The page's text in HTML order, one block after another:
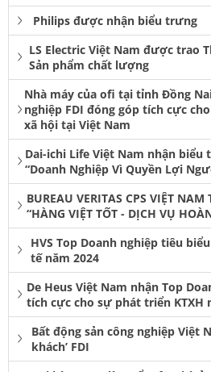
Philips được nhận biểu trưng
LS Electric Việt Nam được trao
Sản phẩm chất lượng
Nhà máy của ofi tại tỉnh Đồng
nghiệp FDI đóng góp tích cực
xã hội tại Việt Nam
Dai-ichi Life Việt Nam nhận
“Doanh Nghiệp Vì Quyền Lợi
BUREAU VERITAS CPS VIỆT
“HÀNG VIỆT TỐT - DỊCH VỤ
HVS Top Doanh nghiệp tiêu
tế năm 2024
De Heus Việt Nam nhận Top
tích cực cho sự phát triển KTXH
Bất động sản công nghiệp Việt
khách’ FDI